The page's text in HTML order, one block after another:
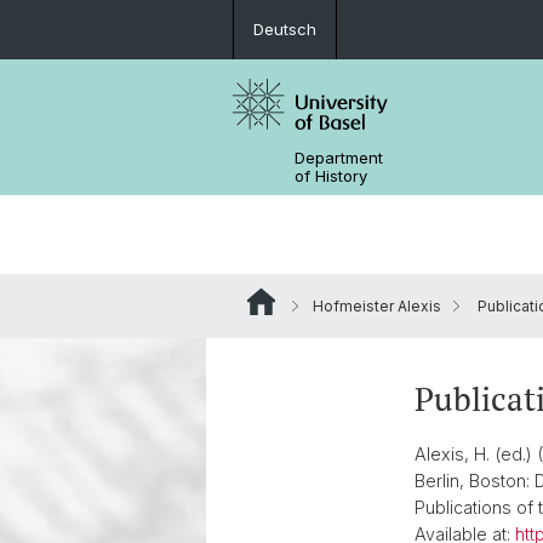
Deutsch
Department
of History
Hofmeister Alexis
Alexis, H. (ed.)
Berlin, Boston:
Publications of
Available at: